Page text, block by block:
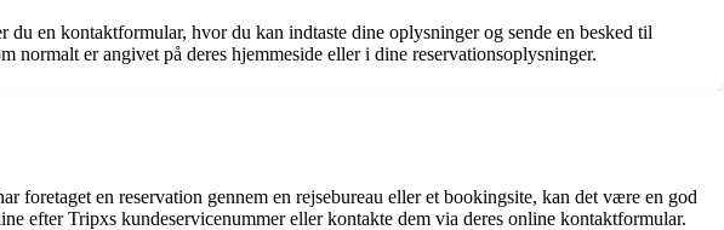
en kontaktformular, hvor du kan indtaste dine oplysninger og sende en besked til
er angivet på deres hjemmeside eller i dine reservationsoplysninger.
foretaget en reservation gennem en rejsebureau eller et bookingsite, kan det være en god
efter Tripxs kundeservicenummer eller kontakte dem via deres online kontaktformular.